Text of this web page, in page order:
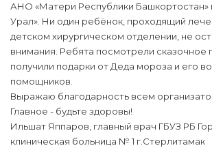
АНО «Матери Республики Башкортостан»
Урал». Ни один ребёнок, проходящий
детском хирургическом отделении, не
внимания. Ребята посмотрели сказочное
получили подарки от Деда мороза и его
помощников.
Выражаю благодарность всем
Главное - будьте здоровы!
Ильшат Яппаров, главный врач ГБУЗ РБ
клиническая больница № 1 г.Стерлитамак